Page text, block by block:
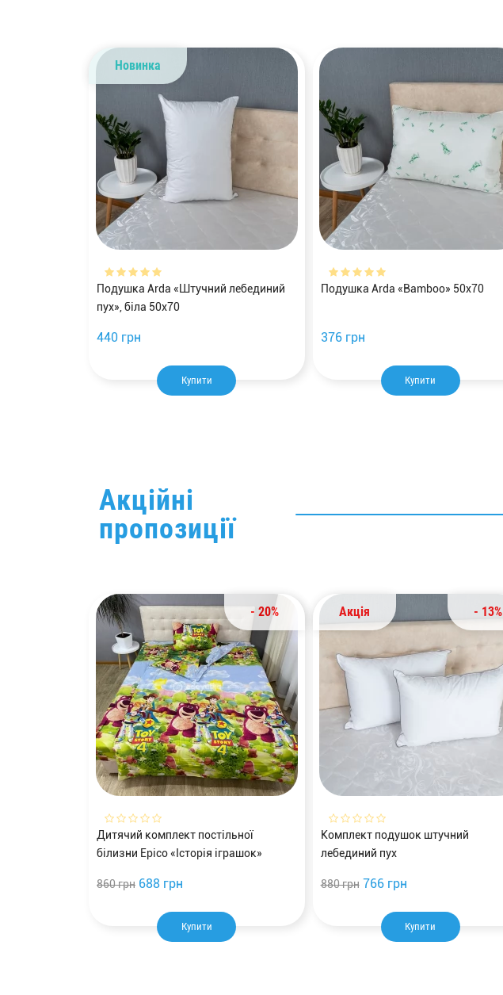
Новинка
Подушка Arda «Штучний лебединий
пух», біла 50х70
Купити
440 грн
Подушка Arda «Bamboo» 50х70
Купити
376 грн
Акційні
пропозиції
- 20%
Дитячий комплект постільної
білизни Epico «Історія іграшок»
Купити
860 грн 688 грн
- 13%
Акція
Комплект подушок штучний
лебединий пух
Купити
880 грн766 грн